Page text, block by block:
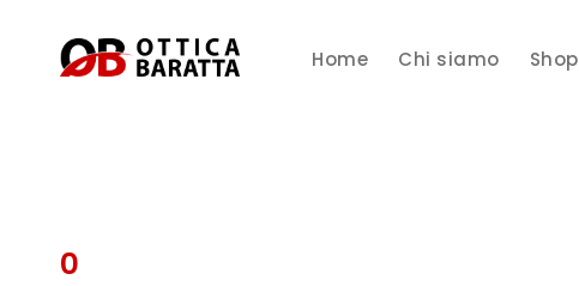
Home Chi siamo Shop
0